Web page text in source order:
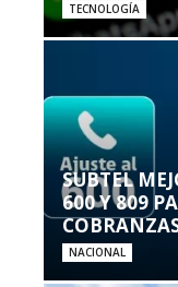
TECNOLOGÍA
SUBTEL
600 Y 809
NACIONAL